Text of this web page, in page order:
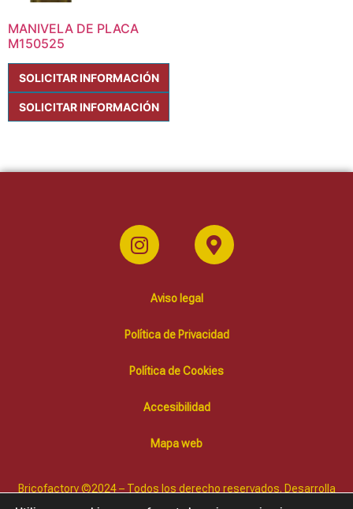
MANIVELA DE PLACA
M150525
SOLICITAR INFORMACIÓN
SOLICITAR INFORMACIÓN
Aviso legal
Política de Privacidad
Política de Cookies
Accesibilidad
Mapa web
Bricofactory ©2024 – Todos los derecho reservados. Desarrolla
Diffusion Marketing Online